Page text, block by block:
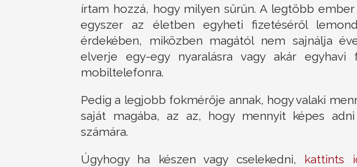
írtam hozzá, hogy milyen sűrűn. A legtöbb
egyszer az életben egyheti fizetéséről
érdekében, miközben magától nem sajnálja
elverje egy-egy nyaralásra vagy akár
mobiltelefonra.
Pedig a legjobb fokmérője annak, hogy valaki
saját magába, az az, hogy mennyit képes
számára.
Úgyhogy ha készen vagy cselekedni, kattints